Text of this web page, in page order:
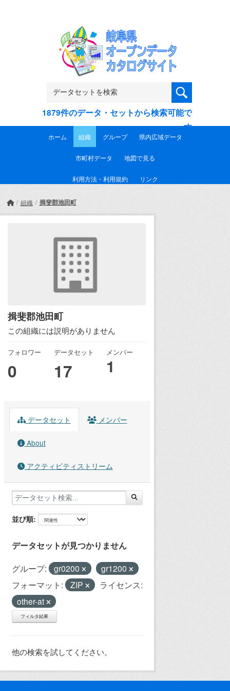
1879件のデータ・セットから検索可能で
す
ホーム 組織 グループ 県内広域データ
市町村データ 地図で見る
利用方法・利用規約 リンク
組織 揖斐郡池田町
揖斐郡池田町
この組織には説明がありません
フォロワー
0
データセット
17
メンバー
1
データセット メンバー
About
アクティビティストリーム
並び順
データセットが見つかりません
グループ: gr0200
gr1200
フォーマット:
ZIP
ライセンス:
other-at
フィルタ結果
他の検索を試してください。